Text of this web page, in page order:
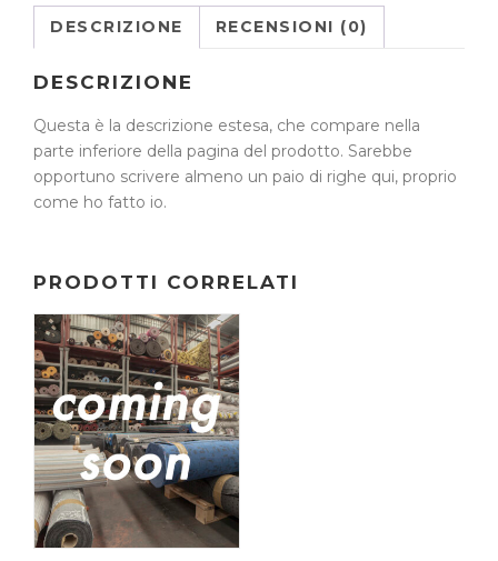
DESCRIZIONE RECENSIONI (0)
DESCRIZIONE
Questa è la descrizione estesa, che compare nella
parte inferiore della pagina del prodotto. Sarebbe
opportuno scrivere almeno un paio di righe qui, proprio
come ho fatto io.
PRODOTTI CORRELATI